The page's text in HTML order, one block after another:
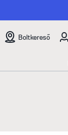
Boltkereső